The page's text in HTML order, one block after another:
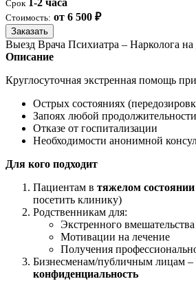
Срок
Стоимость: от 6 500 ₽
Заказать
Выезд Врача Психиатра – Нарколога
Описание
Круглосуточная экстренная помощь
Острых состояниях
Запоях любой продолжительности
Отказе от госпитализации
Необходимости анонимной
Для кого подходит
Пациентам в тяжелом состоянии
посетить клинику)
Родственникам для:
Экстренного вмешательства
Мотивации на лечение
Получения
Бизнесменам/публичным лицам –
конфиденциальность